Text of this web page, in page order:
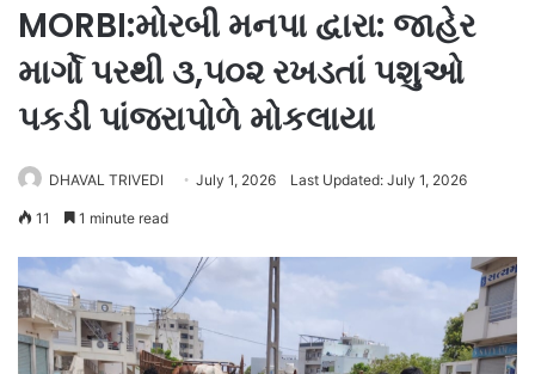
MORBI:મોરબી મનપા દ્વારા: જાહેર
માર્ગો પરથી ૩,૫૦૨ રખડતાં પશુઓ
પકડી પાંજરાપોળે મોકલાયા
DHAVAL TRIVEDI July 1, 2026 Last Updated: July 1, 2026
11 1 minute read